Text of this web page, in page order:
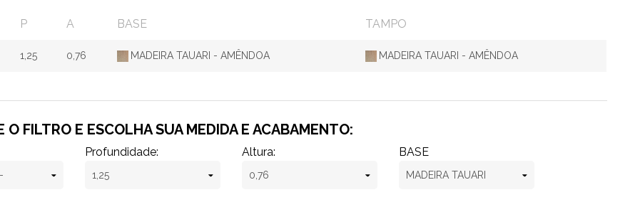
P A BASE TAMPO
1,25 0,76 MADEIRA TAUARI - AMÊNDOA MADEIRA TAUARI - AMÊNDOA
O FILTRO E ESCOLHA SUA MEDIDA E ACABAMENTO:
Profundidade: Altura: BASE